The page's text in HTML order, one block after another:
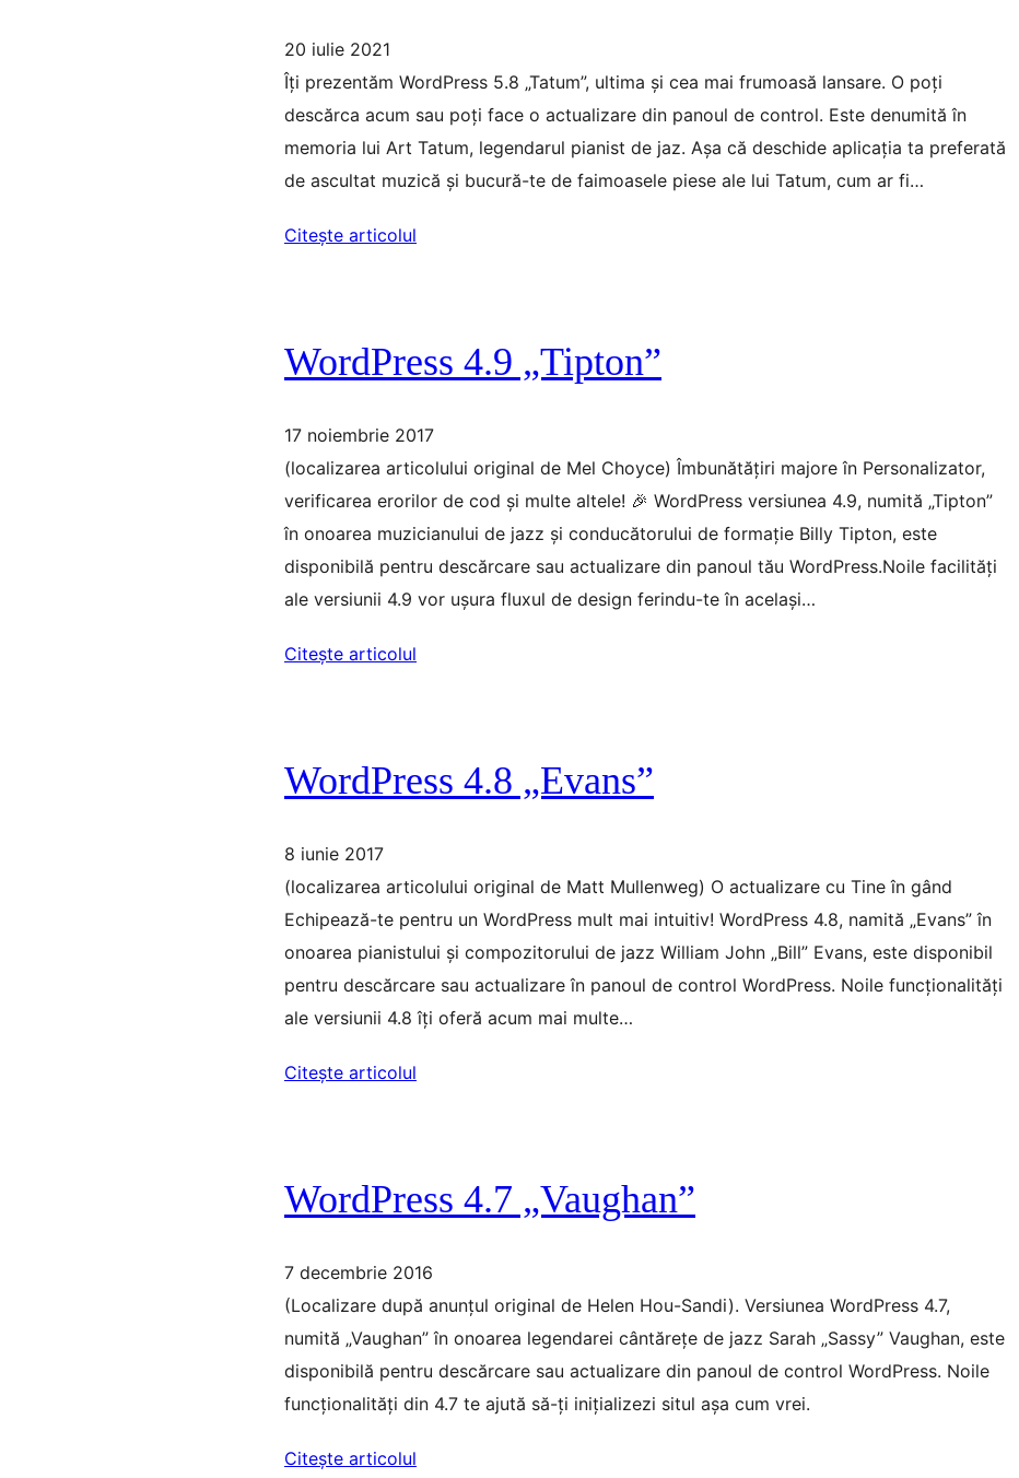
20 iulie 2021
Îți prezentăm WordPress 5.8 „Tatum”, ultima și cea mai frumoasă lansare. O poți
descărca acum sau poți face o actualizare din panoul de control. Este denumită în
memoria lui Art Tatum, legendarul pianist de jaz. Așa că deschide aplicația ta preferată
de ascultat muzică și bucură-te de faimoasele piese ale lui Tatum, cum ar fi…
Citește articolul
WordPress 4.9 „Tipton”
17 noiembrie 2017
(localizarea articolului original de Mel Choyce) Îmbunătățiri majore în Personalizator,
verificarea erorilor de cod și multe altele! 🎉 WordPress versiunea 4.9, numită „Tipton”
în onoarea muzicianului de jazz și conducătorului de formație Billy Tipton, este
disponibilă pentru descărcare sau actualizare din panoul tău WordPress.Noile facilități
ale versiunii 4.9 vor ușura fluxul de design ferindu-te în același…
Citește articolul
WordPress 4.8 „Evans”
8 iunie 2017
(localizarea articolului original de Matt Mullenweg) O actualizare cu Tine în gând
Echipează-te pentru un WordPress mult mai intuitiv! WordPress 4.8, namită „Evans” în
onoarea pianistului și compozitorului de jazz William John „Bill” Evans, este disponibil
pentru descărcare sau actualizare în panoul de control WordPress. Noile funcționalități
ale versiunii 4.8 îți oferă acum mai multe…
Citește articolul
WordPress 4.7 „Vaughan”
7 decembrie 2016
(Localizare după anunțul original de Helen Hou-Sandi). Versiunea WordPress 4.7,
numită „Vaughan” în onoarea legendarei cântărețe de jazz Sarah „Sassy” Vaughan, este
disponibilă pentru descărcare sau actualizare din panoul de control WordPress. Noile
funcționalități din 4.7 te ajută să-ți inițializezi situl așa cum vrei.
Citește articolul